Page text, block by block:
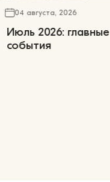
04 августа, 2026
Июль 2026: главные
события